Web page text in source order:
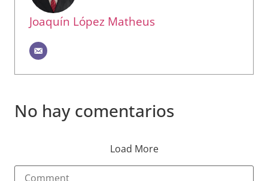
Joaquín López Matheus
No hay comentarios
Load More